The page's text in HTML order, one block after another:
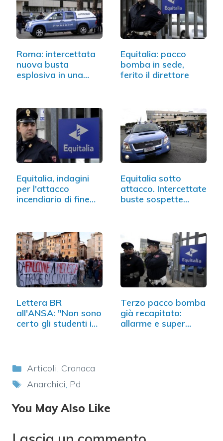
Roma: intercettata
nuova busta
esplosiva in una
Equitalia: pacco
bomba in sede,
ferito il direttore
Equitalia, indagini
per l'attacco
incendiario di fine
Equitalia sotto
attacco. Intercettate
buste sospette…
Lettera BR
all'ANSA: "Non sono
certo gli studenti i…
Terzo pacco bomba
già recapitato:
allarme e super
Categorie
Articoli, Cronaca
Tag
Anarchici, Pd
You May Also Like